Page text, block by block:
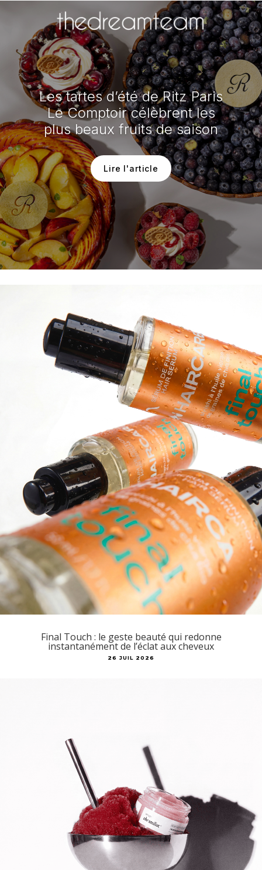
Les tartes d’été de Ritz Paris
Le Comptoir célèbrent les
plus beaux fruits de saison
Lire l'article
Final Touch : le geste beauté qui redonne
instantanément de l’éclat aux cheveux
26 JUIL 2026